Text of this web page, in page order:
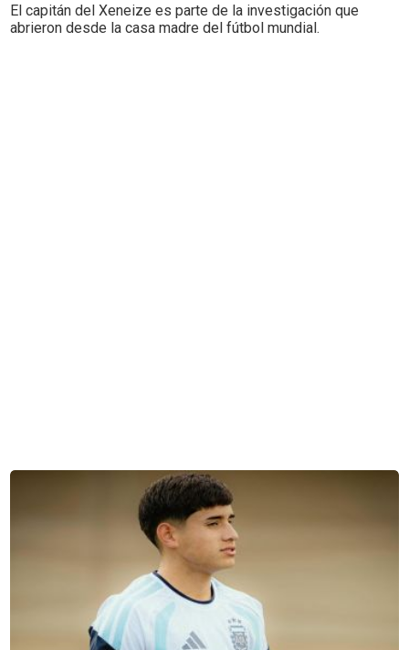
El capitán del Xeneize es parte de la investigación que
abrieron desde la casa madre del fútbol mundial.